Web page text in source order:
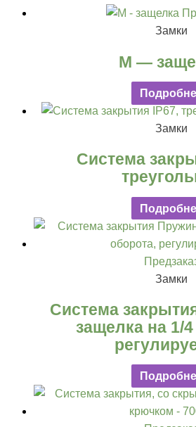
Замки
M —
Замки
Система
Замки
Система
защелка на 1/